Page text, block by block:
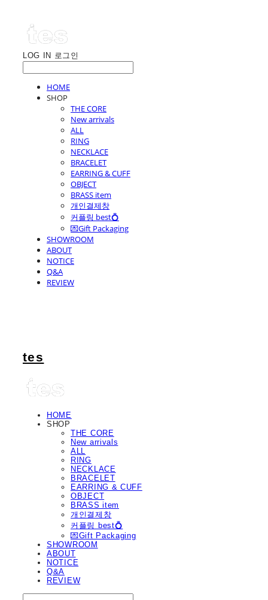
LOG IN 로그인
HOME
SHOP
THE CORE
New arrivals
ALL
RING
NECKLACE
BRACELET
EARRING & CUFF
OBJECT
BRASS item
개인결제창
커플링 best💍
💌Gift Packaging
SHOWROOM
ABOUT
NOTICE
Q&A
REVIEW
tes
HOME
SHOP
THE CORE
New arrivals
ALL
RING
NECKLACE
BRACELET
EARRING & CUFF
OBJECT
BRASS item
개인결제창
커플링 best💍
💌Gift Packaging
SHOWROOM
ABOUT
NOTICE
Q&A
REVIEW